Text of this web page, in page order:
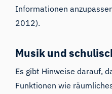
Informationen
2012).
Musik und
Es gibt Hinweise darauf,
Funktionen wie